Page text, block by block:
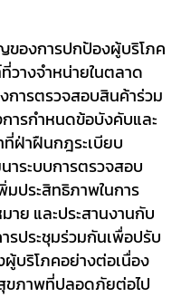
ของการปกป้องผู้บริโภค
างจำหน่ายในตลาด
การตรวจสอบสินค้าร่วม
รกำหนดข้อบังคับและ
ฝ่าฝืนกฎระเบียบ
ระบบการตรวจสอบ
มประสิทธิภาพในการ
ย และประสานงานกับ
ประชุมร่วมกันเพื่อปรับ
บริโภคอย่างต่อเนื่อง
ขภาพที่ปลอดภัยต่อไป